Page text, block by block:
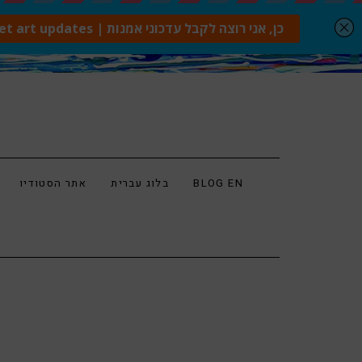
אתר הסטודיו בלוג עברית BLOG EN